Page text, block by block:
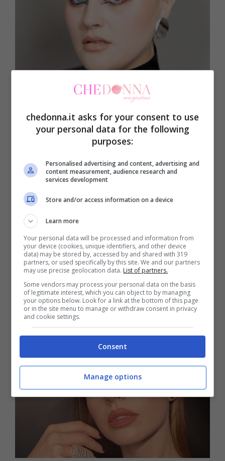
L’eyeliner grafico e geometrico come quello di Bigmama è
una delle tendenze trucco Primavera Estate 2024 –
chedonna.it
musa di Yves Saint Laurent
Beauty, ha optato invece per undouble
winged linercreato per lei dalla make-up
artist Greta Agazzi. Con l’aggiunta di una
generosa dose di mascara, per regalare
volume alle ciglia e sottolineare la
profondità e la magnetismo dello sguardo.
Le ciglia folte e voluminose sono un altro
must per il trucco occhi della Primavera
Estate 2024.
chedonna.it asks for your consent to use
your personal data for the following
purposes:
Personalised advertising and content, advertising and
content measurement, audience research and
services development
Store and/or access information on a device
Learn more
Your personal data will be processed and information from
your device (cookies, unique identifiers, and other device
data) may be stored by, accessed by and shared with 319
partners, or used specifically by this site. We and our partners
may use precise geolocation data. List of partners.
Some vendors may process your personal data on the basis
of legitimate interest, which you can object to by managing
your options below. Look for a link at the bottom of this page
or in the site menu to manage or withdraw consent in privacy
and cookie settings.
Consent
Manage options